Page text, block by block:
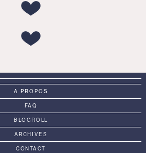
A PROPOS
FAQ
BLOGROLL
ARCHIVES
CONTACT